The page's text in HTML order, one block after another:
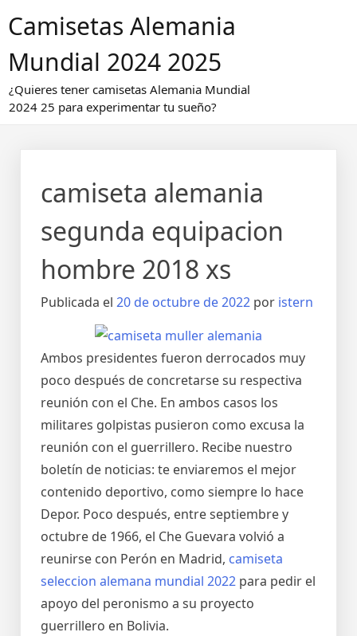
alCamisetas Alemania
Mundial 2024 2025
¿Quieres tener camisetas Alemania Mundial
2024 25 para experimentar tu sueño?
camiseta alemania
segunda equipacion
hombre 2018 xs
Publicada el 20 de octubre de 2022 por istern
Ambos presidentes fueron derrocados muy
poco después de concretarse su respectiva
reunión con el Che. En ambos casos los
militares golpistas pusieron como excusa la
reunión con el guerrillero. Recibe nuestro
boletín de noticias: te enviaremos el mejor
contenido deportivo, como siempre lo hace
Depor. Poco después, entre septiembre y
octubre de 1966, el Che Guevara volvió a
reunirse con Perón en Madrid, camiseta
seleccion alemana mundial 2022 para pedir el
apoyo del peronismo a su proyecto
guerrillero en Bolivia.